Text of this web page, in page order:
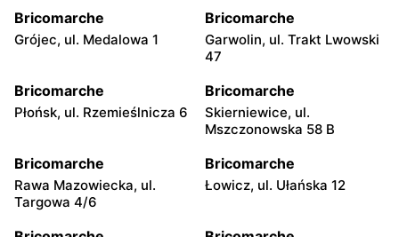
Bricomarche
Grójec, ul. Medalowa 1
Bricomarche
Garwolin, ul. Trakt Lwowski
47
Bricomarche
Płońsk, ul. Rzemieślnicza 6
Bricomarche
Skierniewice, ul.
Mszczonowska 58 B
Bricomarche
Rawa Mazowiecka, ul.
Targowa 4/6
Bricomarche
Łowicz, ul. Ułańska 12